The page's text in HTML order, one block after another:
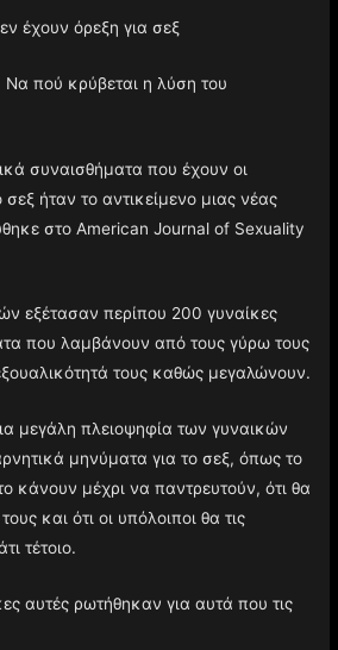
έχουν όρεξη για σεξ
Να πού κρύβεται η λύση του
συναισθήματα που έχουν οι
ήταν το αντικείμενο μιας νέας
στο American Journal of Sexuality
εξέτασαν περίπου 200 γυναίκες
που λαμβάνουν από τους γύρω τους
τους καθώς μεγαλώνουν.
μεγάλη πλειοψηφία των γυναικών
μηνύματα για το σεξ, όπως το
κάνουν μέχρι να παντρευτούν, ότι θα
και ότι οι υπόλοιποι θα τις
τέτοιο.
αυτές ρωτήθηκαν για αυτά που τις